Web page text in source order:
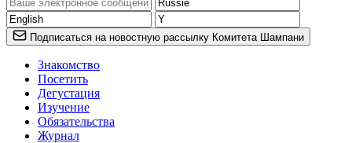
Подписаться на новостную рассылку Комитета Шампани
Знакомство
Посетить
Дегустация
Изучение
Обязательства
Журнал